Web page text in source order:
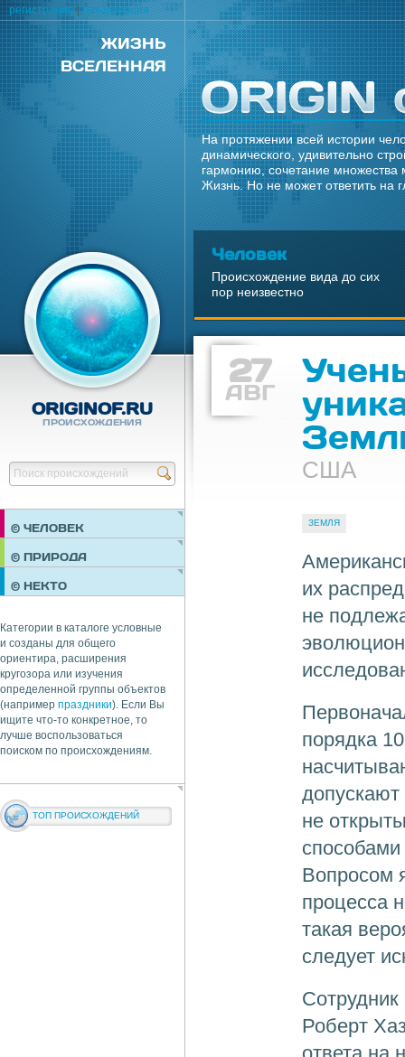
ЖИЗНЬ
ВСЕЛЕННАЯ
На протяжении всей истории
динамического, удивительно
гармонию, сочетание множества
Жизнь. Но не может ответить на
Человек
Происхождение вида до сих
пор неизвестно
ORIGINOF.RU
ПРОИСХОЖДЕНИЯ
© ЧЕЛОВЕК
ПРАЗДНИКИ
ОБЩЕСТВО
© ПРИРОДА
© НЕКТО
Категории в каталоге условные
и созданы для общего
ориентира, расширения
кругозора или изучения
определенной группы объектов
(например праздники). Если Вы
ищите что-то конкретное, то
лучше воспользоваться
поиском по происхождениям.
ТОП ПРОИСХОЖДЕНИЙ
27
АВГ
США
ЗЕМЛЯ
их
не
порядка
не
Вопросом
процесса
такая
следует
Сотрудник
Роберт
регистрация|авторизация